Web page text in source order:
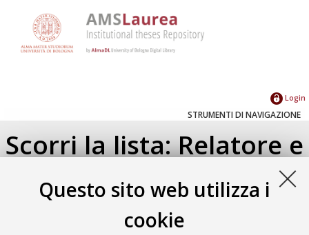
Questo sito web utilizza i
cookie
Login
STRUMENTI DI NAVIGAZIONE
Scorri la lista: Relatore e
Correlatore
Seleziona un valore dall'elenco sottostante.